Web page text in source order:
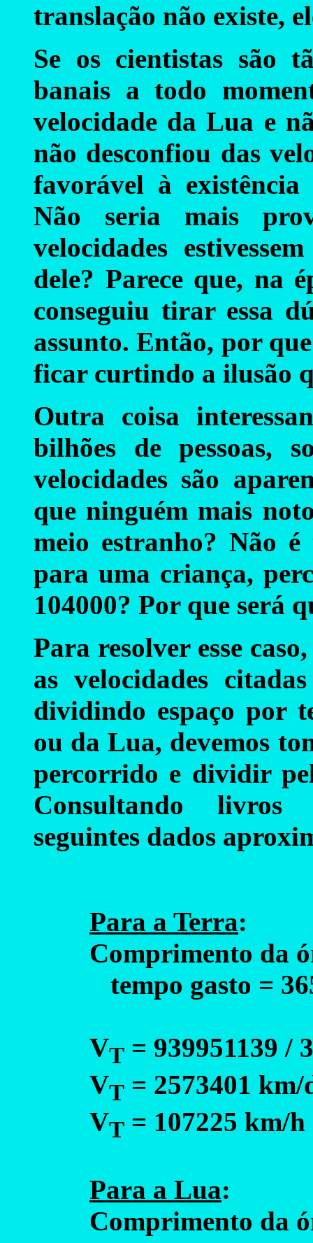
translação não existe,
Se os cientistas são
banais a todo
velocidade da Lua e
não desconfiou das
favorável à
Não seria mais
velocidades
dele? Parece que, na
conseguiu tirar essa
assunto. Então, por
ficar curtindo a ilusão
Outra coisa
bilhões de pessoas,
velocidades são
que ninguém mais
meio estranho? Não é
para uma criança,
104000? Por que será
Para resolver esse
as velocidades
dividindo espaço por
ou da Lua, devemos
percorrido e dividir
Consultando livros
seguintes dados
Para a Terra:
Comprimento da
tempo gasto =
VT = 939951139 /
VT = 2573401 km/
VT = 107225 km/h
Para a Lua:
Comprimento